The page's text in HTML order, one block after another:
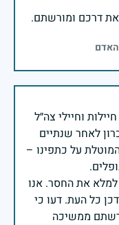
דרכם ומורשתם.
וחיילי צה״ל
לאחר שנתיים
על כתפינו –
למלא את החסר. אנו
כל העת. דעו כי
ממשיכה